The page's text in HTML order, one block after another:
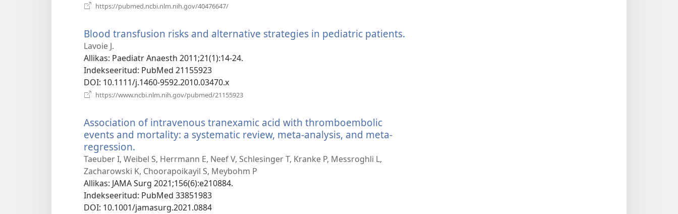
https://pubmed.ncbi.nlm.nih.gov/40476647/
Blood transfusion risks and alternative strategies in pediatric patients.
Lavoie J.
Allikas‎: Paediatr Anaesth 2011;21(1):14-24.
Indekseeritud‎: PubMed 21155923
DOI‎: 10.1111/j.1460-9592.2010.03470.x
https://www.ncbi.nlm.nih.gov/pubmed/21155923
Association of intravenous tranexamic acid with thromboembolic
events and mortality: a systematic review, meta-analysis, and meta-
regression.
uue
akna)
Taeuber I, Weibel S, Herrmann E, Neef V, Schlesinger T, Kranke P, Messroghli L,
Zacharowski K, Choorapoikayil S, Meybohm P
Allikas‎: JAMA Surg 2021;156(6):e210884.
Indekseeritud‎: PubMed 33851983
DOI‎: 10.1001/jamasurg.2021.0884